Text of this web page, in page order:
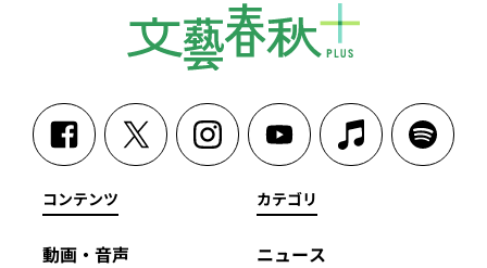
コンテンツ
動画・音声
カテゴリ
ニュース